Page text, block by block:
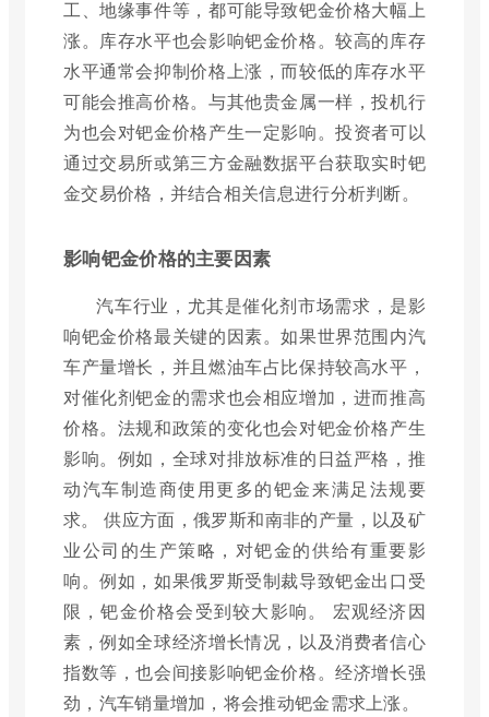
工、地缘事件等，都可能导致钯金价格大幅上
涨。库存水平也会影响钯金价格。较高的库存
水平通常会抑制价格上涨，而较低的库存水平
可能会推高价格。与其他贵金属一样，投机行
为也会对钯金价格产生一定影响。投资者可以
通过交易所或第三方金融数据平台获取实时钯
金交易价格，并结合相关信息进行分析判断。
影响钯金价格的主要因素
汽车行业，尤其是催化剂市场需求，是影
响钯金价格最关键的因素。如果世界范围内汽
车产量增长，并且燃油车占比保持较高水平，
对催化剂钯金的需求也会相应增加，进而推高
价格。法规和政策的变化也会对钯金价格产生
影响。例如，全球对排放标准的日益严格，推
动汽车制造商使用更多的钯金来满足法规要
求。 供应方面，俄罗斯和南非的产量，以及矿
业公司的生产策略，对钯金的供给有重要影
响。例如，如果俄罗斯受制裁导致钯金出口受
限，钯金价格会受到较大影响。 宏观经济因
素，例如全球经济增长情况，以及消费者信心
指数等，也会间接影响钯金价格。经济增长强
劲，汽车销量增加，将会推动钯金需求上涨。